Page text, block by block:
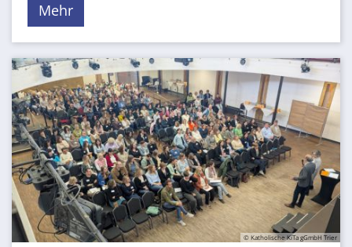
Mehr
© Katholische KiTa gGmbH Trier